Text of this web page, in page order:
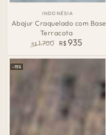
País
de
Origem:
INDONÉSIA
Abajur Craquelado com Base
Terracota
normal
R$ 1.700
de
R$935
–15%